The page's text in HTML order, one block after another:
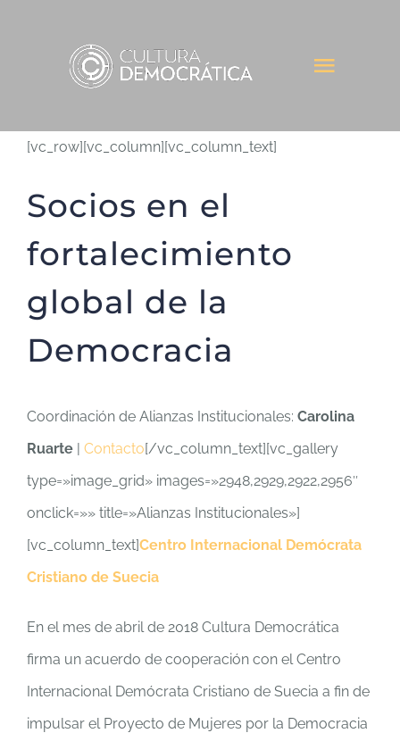
INICIO
INSTITUCIONAL
ACTIVIDADES
INICIATIVAS
NOTICIAS
CONTACTO
SER PARTE
[vc_row][vc_column][vc_column_text]
Socios en el
fortalecimiento
global de la
Democracia
Coordinación de Alianzas Institucionales: Carolina
Ruarte | Contacto[/vc_column_text][vc_gallery
type=»image_grid» images=»2948,2929,2922,2956″
onclick=»» title=»Alianzas Institucionales»]
[vc_column_text]Centro Internacional Demócrata
Cristiano de Suecia
En el mes de abril de 2018 Cultura Democrática
firma un acuerdo de cooperación con el Centro
Internacional Demócrata Cristiano de Suecia a fin de
impulsar el Proyecto de Mujeres por la Democracia